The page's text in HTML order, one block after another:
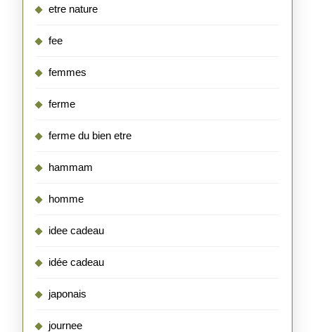
etre nature
fee
femmes
ferme
ferme du bien etre
hammam
homme
idee cadeau
idée cadeau
japonais
journee